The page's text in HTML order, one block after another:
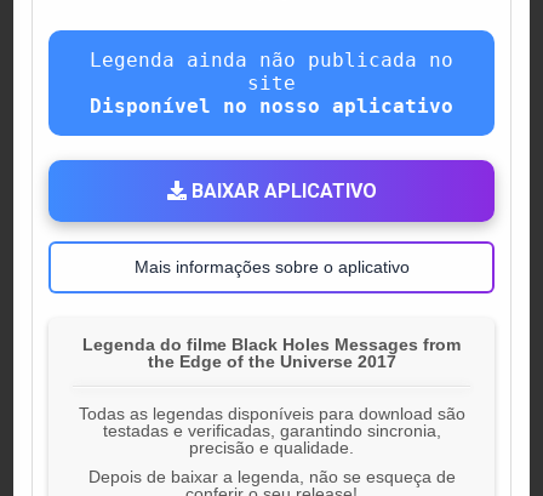
Legenda ainda não publicada no
site
Disponível no nosso aplicativo
BAIXAR APLICATIVO
Mais informações sobre o aplicativo
Legenda do filme Black Holes Messages from
the Edge of the Universe 2017
Todas as legendas disponíveis para download são
testadas e verificadas, garantindo sincronia,
precisão e qualidade.
Depois de baixar a legenda, não se esqueça de